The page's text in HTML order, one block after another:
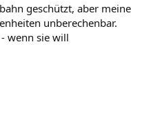
geschützt, aber meine
unberechenbar.
wenn sie will